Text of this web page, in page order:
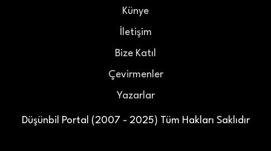
Düşünbil Portal (2007 - 2025) Tüm Hakları Saklıdır
Künye
İletişim
Bize Katıl
Çevirmenler
Yazarlar